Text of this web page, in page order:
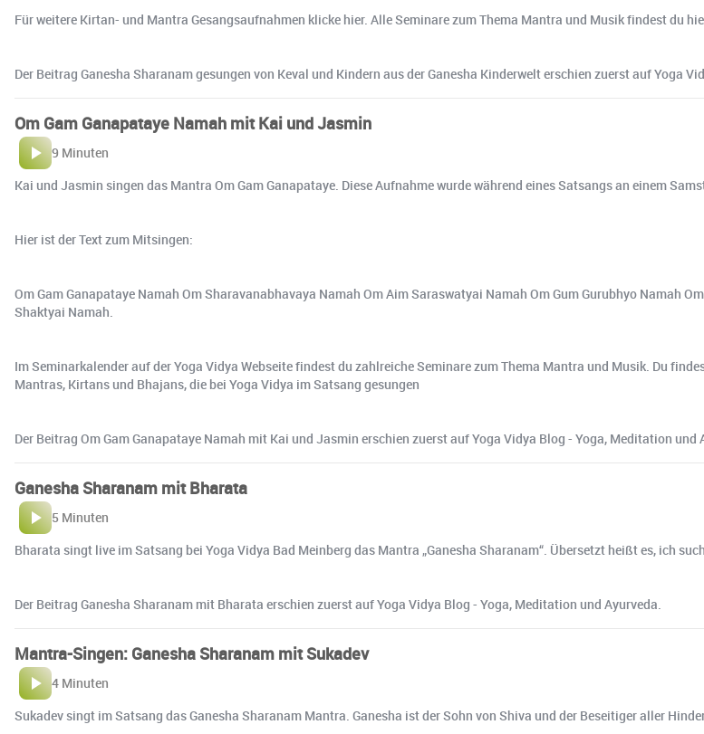
Für weitere Kirtan- und Mantra Gesangsaufnahmen klicke hier. Alle Seminare zum Thema Mantra und Musik findest du
Der Beitrag Ganesha Sharanam gesungen von Keval und Kindern aus der Ganesha Kinderwelt erschien zuerst auf Yoga
Om Gam Ganapataye Namah mit Kai und Jasmin
9 Minuten
Kai und Jasmin singen das Mantra Om Gam Ganapataye. Diese Aufnahme wurde während eines Satsangs an einem
Hier ist der Text zum Mitsingen:
Om Gam Ganapataye Namah Om Sharavanabhavaya Namah Om Aim Saraswatyai Namah Om Gum Gurubhyo Namah
Shaktyai Namah.
Im Seminarkalender auf der Yoga Vidya Webseite findest du zahlreiche Seminare zum Thema Mantra und Musik. Du
Mantras, Kirtans und Bhajans, die bei Yoga Vidya im Satsang gesungen
Der Beitrag Om Gam Ganapataye Namah mit Kai und Jasmin erschien zuerst auf Yoga Vidya Blog - Yoga, Meditation und
Ganesha Sharanam mit Bharata
5 Minuten
Bharata singt live im Satsang bei Yoga Vidya Bad Meinberg das Mantra „Ganesha Sharanam“. Übersetzt heißt es, ich
Der Beitrag Ganesha Sharanam mit Bharata erschien zuerst auf Yoga Vidya Blog - Yoga, Meditation und Ayurveda.
Mantra-Singen: Ganesha Sharanam mit Sukadev
4 Minuten
Sukadev singt im Satsang das Ganesha Sharanam Mantra. Ganesha ist der Sohn von Shiva und der Beseitiger aller